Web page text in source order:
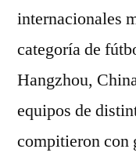
internacionales
categoría de
Hangzhou,
equipos de
compitieron con